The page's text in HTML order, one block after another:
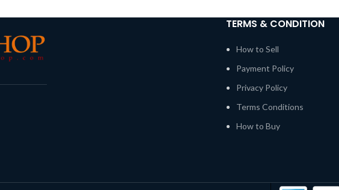
TERMS & CONDITION
How to Sell
Payment Policy
Privacy Policy
Terms Conditions
How to Buy